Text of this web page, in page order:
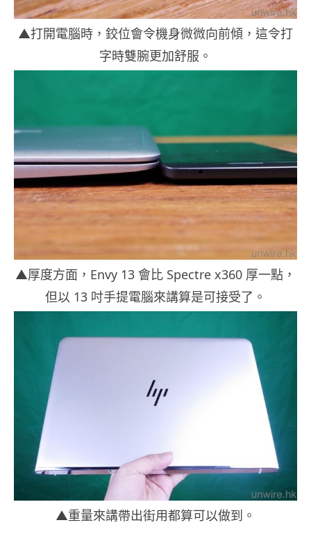
▲打開電腦時，鉸位會令機身微微向前傾，這令打
字時雙腕更加舒服。
▲厚度方面，Envy 13 會比 Spectre x360 厚一點，
但以 13 吋手提電腦來講算是可接受了。
▲重量來講帶出街用都算可以做到。